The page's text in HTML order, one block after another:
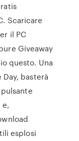
Scaricare
il PC
Giveaway
questo. Una
basterà
esplosi